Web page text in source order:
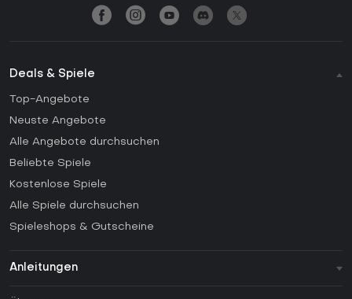
Deals & Spiele
Top-Angebote
Neuste Angebote
Alle Angebote durchsuchen
Beliebte Spiele
Kostenlose Spiele
Alle Spiele durchsuchen
Spieleshops & Gutscheine
Anleitungen